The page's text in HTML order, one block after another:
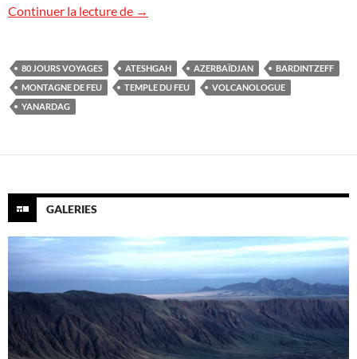
Continuer la lecture de La Montagne de feu en Azerbaïdjan
→
80 JOURS VOYAGES ATESHGAH AZERBAÏDJAN
BARDINTZEFF
MONTAGNE DE FEU
TEMPLE DU FEU
VOLCANOLOGUE
YANARDAG
GALERIES